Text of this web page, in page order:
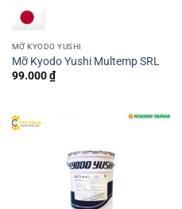
MỠ KYODO YUSHI
Mỡ Kyodo Yushi Multemp SRL
99.000₫